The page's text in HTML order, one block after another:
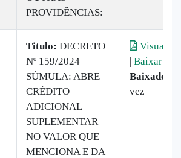
PROVIDÊNCIAS:
Titulo: DECRETO
Nº 159/2024
SÚMULA: ABRE
CRÉDITO
ADICIONAL
SUPLEMENTAR
NO VALOR QUE
MENCIONA E DA
| Baixar
Baixado:
vez